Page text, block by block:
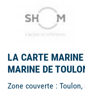
LA CARTE
MARINE DE
Zone couverte :